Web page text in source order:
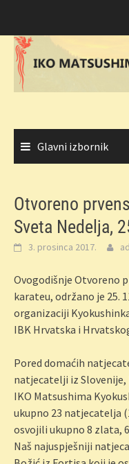
sadržaja
Glavni izbornik
Otvoreno
Sveta Nedelja,
3. prosinca 2017.
Ovogodišnje Otvoreno
karateu, održano je 25.
organizaciji
IBK Hrvatska i
Pored domaćih
natjecatelji iz Slovenije,
IKO Matsushima
ukupno 23 natjecatelja
osvojili ukupno 8 zlata,
Naš najuspješniji